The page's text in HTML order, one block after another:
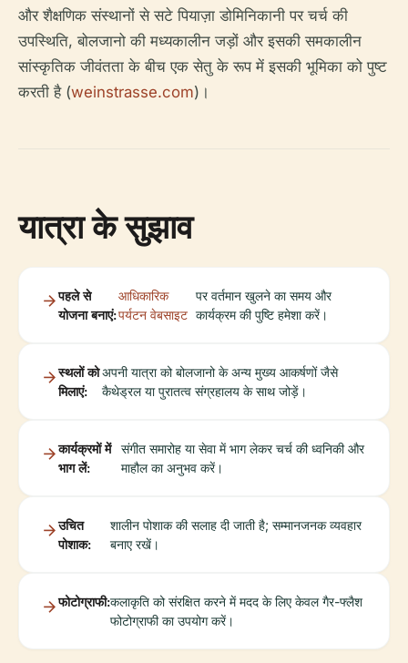
और शैक्षणिक संस्थानों से सटे पियाज़ा डोमिनिकानी पर चर्च की
उपस्थिति, बोलजानो की मध्यकालीन जड़ों और इसकी समकालीन
सांस्कृतिक जीवंतता के बीच एक सेतु के रूप में इसकी भूमिका को पुष्ट
करती है (weinstrasse.com)।
यात्रा के सुझाव
पहले से
योजना बनाएं:
आधिकारिक
पर्यटन वेबसाइट
पर वर्तमान खुलने का समय और
कार्यक्रम की पुष्टि हमेशा करें।
स्थलों को
मिलाएं:
अपनी यात्रा को बोलजानो के अन्य मुख्य आकर्षणों जैसे
कैथेड्रल या पुरातत्व संग्रहालय के साथ जोड़ें।
कार्यक्रमों में
भाग लें:
संगीत समारोह या सेवा में भाग लेकर चर्च की ध्वनिकी और
माहौल का अनुभव करें।
उचित
पोशाक:
शालीन पोशाक की सलाह दी जाती है; सम्मानजनक व्यवहार
बनाए रखें।
फोटोग्राफी:कलाकृति को संरक्षित करने में मदद के लिए केवल गैर-फ्लैश
फोटोग्राफी का उपयोग करें।